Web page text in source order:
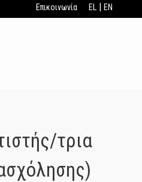
Επικοινωνία EL| EN
τρια